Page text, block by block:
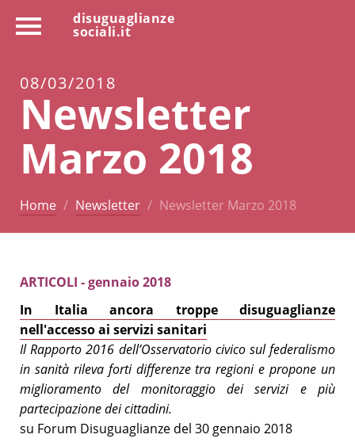
disuguaglianze
sociali.it
08/03/2018
Newsletter
Marzo 2018
Home Newsletter Newsletter Marzo 2018
ARTICOLI - gennaio 2018
In Italia ancora troppe disuguaglianze
nell'accesso ai servizi sanitari
Il Rapporto 2016 dell’Osservatorio civico sul federalismo
in sanità rileva forti differenze tra regioni e propone un
miglioramento del monitoraggio dei servizi e più
partecipazione dei cittadini.
su Forum Disuguaglianze del 30 gennaio 2018